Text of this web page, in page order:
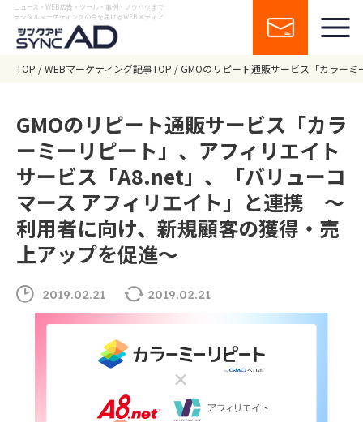
ニュース・WEB広告・ツール・事例・ノウハウまで
デジタルマーケティングの今を届けるWEBメディア
TOP WEBマーケティング記事TOP GMOのリピート通販サービス「カラー
GMOのリピート通販サービス「カラ
ーミーリピート」、アフィリエイト
サービス「A8.net」、「バリューコ
マース アフィリエイト」と連携 ～
利用者に向け、新規顧客の獲得・売
上アップを促進～
2019.02.21 2019.02.21